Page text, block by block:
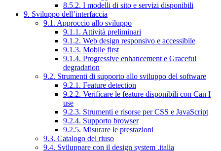
8.5.2. I modelli di sito e servizi disponibili
9. Sviluppo dell’interfaccia
9.1. Approccio allo sviluppo
9.1.1. Attività preliminari
9.1.2. Web design responsivo e accessibile
9.1.3. Mobile first
9.1.4. Progressive enhancement e Graceful
degradation
9.2. Strumenti di supporto allo sviluppo del software
9.2.1. Feature detection
9.2.2. Verificare le feature disponibili con Can I
use
9.2.3. Strumenti e risorse per CSS e JavaScript
9.2.4. Supporto browser
9.2.5. Misurare le prestazioni
9.3. Catalogo del riuso
9.4. Sviluppare con il design system .italia